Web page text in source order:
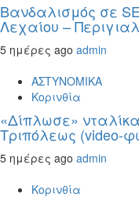
Βανδαλισμός σε
Λεχαίου –
5 ημέρες ago admin
ΑΣΤΥΝΟΜΙΚΑ
Κορινθία
«Δίπλωσε»
Τριπόλεως (video-
5 ημέρες ago admin
Κορινθία